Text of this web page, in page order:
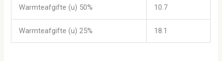
Warmteafgifte (u) 50% 10.7
Warmteafgifte (u) 25% 18.1